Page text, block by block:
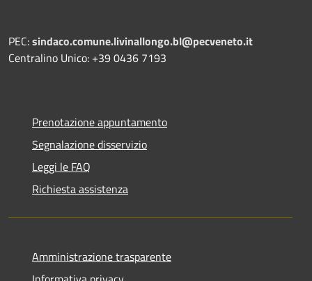
PEC:sindaco.comune.livinallongo.bl@pecveneto.it
Centralino Unico: +39 0436 7193
Prenotazione appuntamento
Segnalazione disservizio
Leggi le FAQ
Richiesta assistenza
Amministrazione trasparente